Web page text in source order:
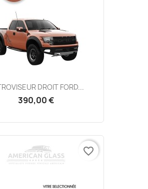
DROIT FORD...
390,00 €
favorite_border